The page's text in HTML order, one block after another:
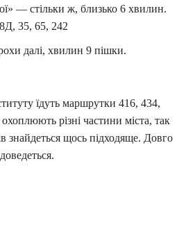
— стільки ж, близько 6 хвилин.
35, 65, 242
далі, хвилин 9 пішки.
їдуть маршрутки 416, 434,
різні частини міста, так
знайдеться щось підходяще. Довго